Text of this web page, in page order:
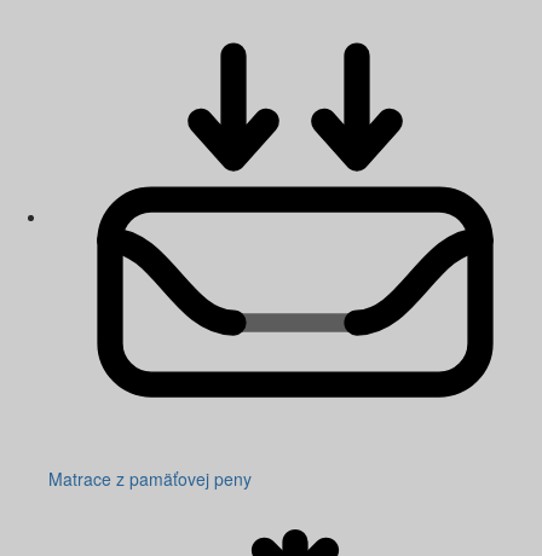
Matrace z pamäťovej peny